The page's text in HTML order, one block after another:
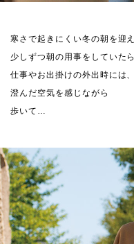
寒さで起きにくい冬の朝を迎
少しずつ朝の用事をしていた
仕事やお出掛けの外出時には、
澄んだ空気を感じながら
歩いて…